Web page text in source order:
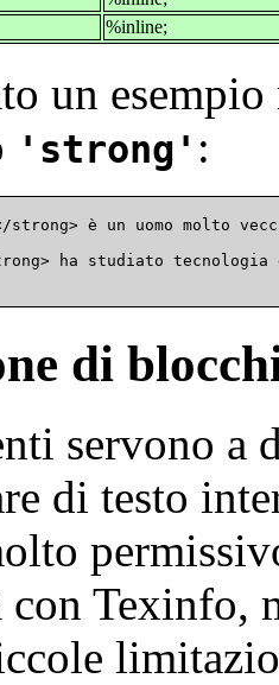
%inline;
un
strong :
strong> è un uomo molto
ha studiato tecnologia
di
servono a
di testo
Texinfo,